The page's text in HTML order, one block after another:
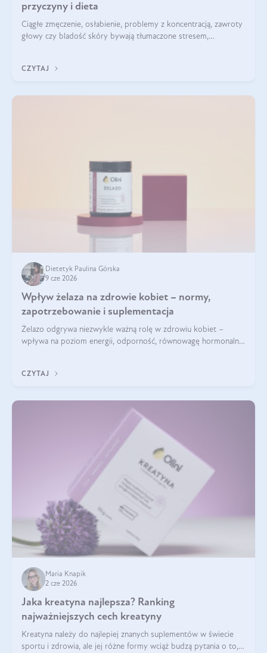
przyczyny i dieta
Ciągłe zmęczenie, osłabienie, problemy z koncentracją, zawroty
głowy czy bladość skóry bywają tłumaczone stresem,
CZYTAJ
Dietetyk Paulina Górska
9 cze 2026
Wpływ żelaza na zdrowie kobiet – normy,
zapotrzebowanie i suplementacja
Żelazo odgrywa niezwykle ważną rolę w zdrowiu kobiet –
wpływa na poziom energii, odporność, równowagę hormonalną
zawrotów głowy czy problemów z
CZYTAJ
Maria Knapik
2 cze 2026
Jaka kreatyna najlepsza? Ranking
najważniejszych cech kreatyny
Kreatyna należy do najlepiej znanych suplementów w świecie
sportu i zdrowia, ale jej różne formy wciąż budzą pytania o to,